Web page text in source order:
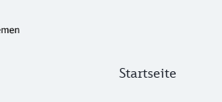
Startseite